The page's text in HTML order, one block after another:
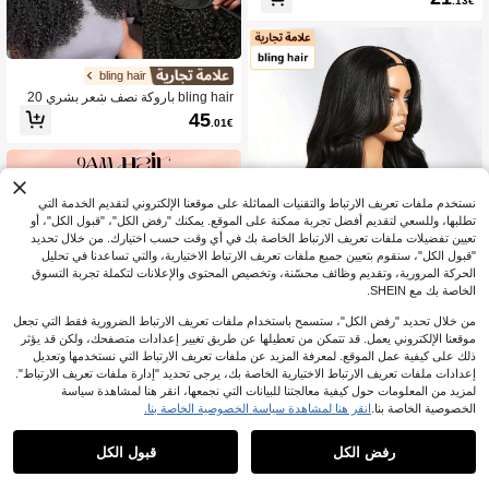
بيكسي قصيرة للاستخدام الصيفي، باروك
ل الشعر للاستخدام اليومي بدون غراء، با
روكة قصيرة مع غرة بدون أمام من الدانت
يل، باروكة كاملة مصنوعة بالآلة
bling hair
bling hair باروكة شعر بشري موجة عميق
ة V Part للنساء، قابلة للتثبيت بالمشابك
وجاهزة للارتداء، ترقية U Part، بدون ترك
لون طبيعي، كثافة 180
30 .51€
bling hair
bling hair باروكة نصف شعر بشري 20
0%، مجعدة، مع شريط رأس، باروكة نص
ف 3 في 1 مع حبل سحب، مشابك سلس
45.01€
مستقيم الجزء الخامس شعر مستعار شع
1
نستخدم ملفات تعريف الارتباط والتقنيات المماثلة على موقعنا الإلكتروني لتقديم الخدمة التي
تطلبها، وللسعي لتقديم أفضل تجربة ممكنة على الموقع. يمكنك "رفض الكل"، "قبول الكل"، أو
تعيين تفضيلات ملفات تعريف الارتباط الخاصة بك في أي وقت حسب اختيارك. من خلال تحديد
"قبول الكل"، سنقوم بتعيين جميع ملفات تعريف الارتباط الاختيارية، والتي تساعدنا في تحليل
الحركة المرورية، وتقديم وظائف محسّنة، وتخصيص المحتوى والإعلانات لتكملة تجربة التسوق
الخاصة بك مع SHEIN.
من خلال تحديد "رفض الكل"، ستسمح باستخدام ملفات تعريف الارتباط الضرورية فقط التي تجعل
موقعنا الإلكتروني يعمل. قد تتمكن من تعطيلها عن طريق تغيير إعدادات متصفحك، ولكن قد يؤثر
ذلك على كيفية عمل الموقع. لمعرفة المزيد عن ملفات تعريف الارتباط التي نستخدمها وتعديل
إعدادات ملفات تعريف الارتباط الاختيارية الخاصة بك، يرجى تحديد "إدارة ملفات تعريف الارتباط".
لمزيد من المعلومات حول كيفية معالجتنا للبيانات التي نجمعها، انقر هنا لمشاهدة سياسة
الخصوصية الخاصة بنا. انقر هنا لمشاهدة سياسة الخصوصية الخاصة بنا.
رفض الكل قبول الكل